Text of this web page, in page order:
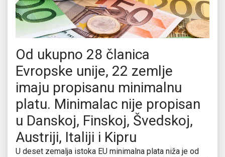
Od ukupno 28 članica
Evropske unije, 22 zemlje
imaju propisanu minimalnu
platu. Minimalac nije propisan
u Danskoj, Finskoj, Švedskoj,
Austriji, Italiji i Kipru
U deset zemalja istoka EU minimalna plata niža je od